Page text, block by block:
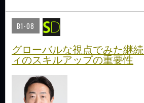
B1-08
グローバルな視点でみた継
ィのスキルアップの重要性